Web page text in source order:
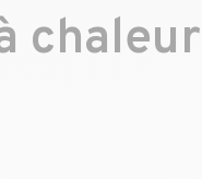
chaleur